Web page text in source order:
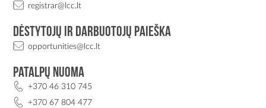
registrar@lcc.lt
Dėstytojų ir darbuotojų paieška
opportunities@lcc.lt
Patalpų nuoma
+370 46 310 745
+370 67 804 477